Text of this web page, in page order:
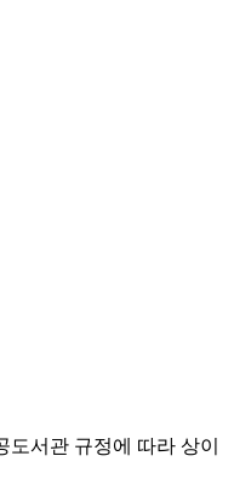
서관 규정에 따라 상이